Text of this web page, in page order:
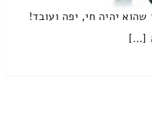
שהוא יהיה חי, יפה ועובד!
[…]